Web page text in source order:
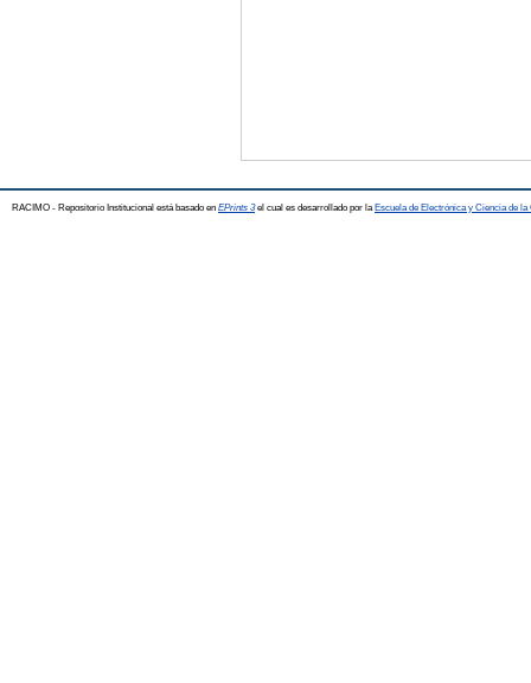
RACIMO - Repositorio Institucional está basado en EPrints 3el cual es desarrollado por la Escuela de Electrónica y Ciencia de la